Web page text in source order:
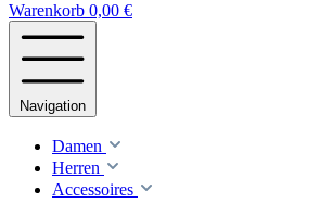
Warenkorb 0,00 €
Navigation
Damen
Herren
Accessoires